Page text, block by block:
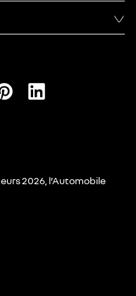
2026, l’Automobile